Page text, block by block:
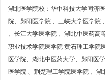
湖北医学院校：华中科技大学同济
院、郧阳医学院 、三峡大学医学院
、长江大学医学院 、湖北中医药高
职业技术学院医学院 黄石理工学院
医学院、湖北中医药大学、郧阳医
医学院 、荆楚理工学院医学院 、